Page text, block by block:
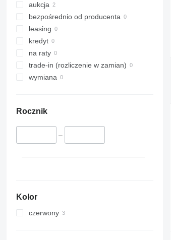
aukcja
bezpośrednio od producenta
leasing
kredyt
na raty
trade-in (rozliczenie w zamian)
wymiana
Rocznik
–
Kolor
czerwony